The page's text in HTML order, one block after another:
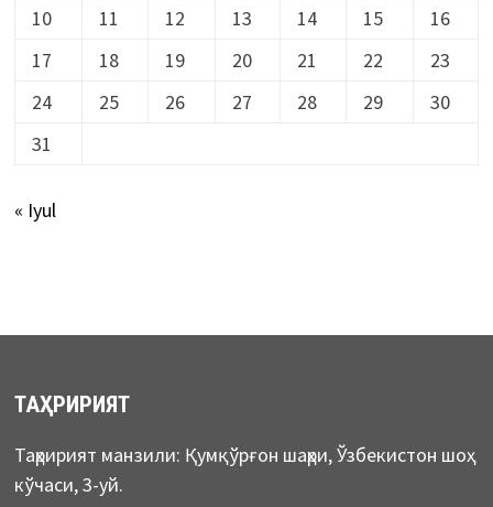
10
11 12 13 14 15
16
17
18 19 20 21 22
23
24
25 26 27 28 29
30
31
« Iyul
ТАҲРИРИЯТ
Таҳририят манзили: Қумқўрғон шаҳри, Ўзбекистон шоҳ
кўчаси, 3-уй.